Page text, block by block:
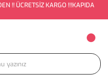
!! ÜCRETSİZ KARGO !!!KAPIDA